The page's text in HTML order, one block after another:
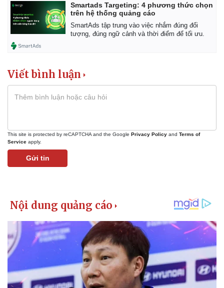
Bóng đá
Thế giới thể thao
Hậu trường
Ô tô - Xe máy
Smartads Targeting: 4 phương thức chọn
trên hệ thống quảng cáo
SmartAds tập trung vào việc nhắm đúng đối
tượng, đúng ngữ cảnh và thời điểm để tối ưu.
Viết bình luận
This site is protected by reCAPTCHA and the Google Privacy Policy and Terms of
Service apply.
Gửi tin